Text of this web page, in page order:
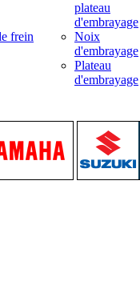
frein
plateau
d'embrayage
Noix
d'embrayage
Plateau
d'embrayage